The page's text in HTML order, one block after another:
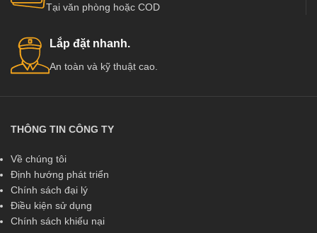
Tại văn phòng hoặc COD
Lắp đặt nhanh.
An toàn và kỹ thuật cao.
THÔNG TIN CÔNG TY
Về chúng tôi
Định hướng phát triển
Chính sách đại lý
Điều kiện sử dụng
Chính sách khiếu nại